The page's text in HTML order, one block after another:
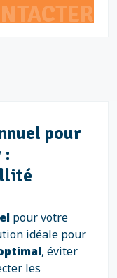
pour
:
pour votre
idéale pour
, éviter
les